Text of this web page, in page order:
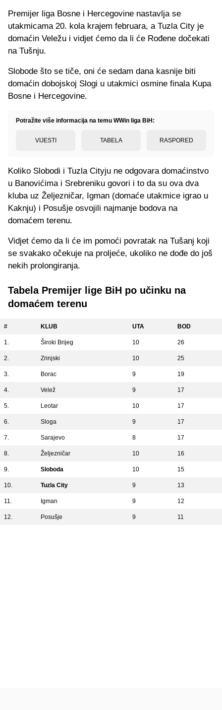
Premijer liga Bosne i Hercegovine nastavlja se
utakmicama 20. kola krajem februara, a Tuzla City je
domaćin Veležu i vidjet ćemo da li će Rođene dočekati
na Tušnju.
Slobode što se tiče, oni će sedam dana kasnije biti
domaćin dobojskoj Slogi u utakmici osmine finala Kupa
Bosne i Hercegovine.
Potražite više informacija na temu WWin liga BiH:
VIJESTI TABELA RASPORED
Koliko Slobodi i Tuzla Cityju ne odgovara domaćinstvo
u Banovićima i Srebreniku govori i to da su ova dva
kluba uz Željezničar, Igman (domaće utakmice igrao u
Kaknju) i Posušje osvojili najmanje bodova na
domaćem terenu.
Vidjet ćemo da li će im pomoći povratak na Tušanj koji
se svakako očekuje na proljeće, ukoliko ne dođe do još
nekih prolongiranja.
Tabela Premijer lige BiH po učinku na
domaćem terenu
# KLUB UTA BOD
1. Široki Brijeg 10 26
2. Zrinjski 10 25
3. Borac 9 19
4. Velež 9 17
5. Leotar 10 17
6. Sloga 9 17
7. Sarajevo 8 17
8. Željezničar 10 16
9. Sloboda 10 15
10. Tuzla City 9 13
11. Igman 9 12
12. Posušje 9 11